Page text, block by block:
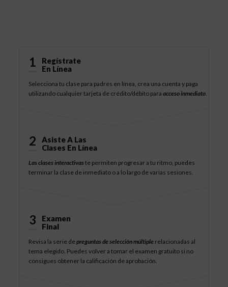
1
Regístrate
En Línea
Selecciona tu clase para padres en línea, crea una cuenta y paga
utilizando cualquier tarjeta de crédito/débito paraacceso inmediato.
2
Asiste A Las
Clases En Línea
Las clases interactivaste permiten progresar a tu ritmo, puedes
terminar la clase de inmediato o a lo largo de varias sesiones.
3
Examen
Final
Revisa la serie depreguntas de selección múltiple relacionadas al
tema elegido. Puedes volver a tomar el examen gratuito si no
consigues obtener la calificación de aprobación.